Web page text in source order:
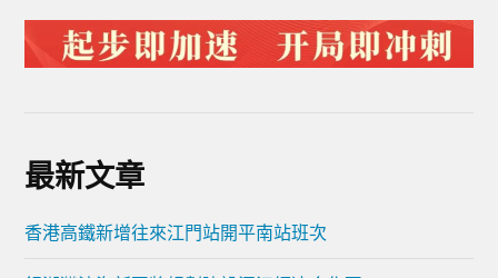
最新文章
香港高鐵新增往來江門站開平南站班次